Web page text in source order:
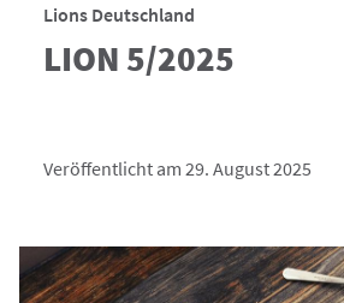
Lions Deutschland
LION 5/2025
Veröffentlicht am 29. August 2025